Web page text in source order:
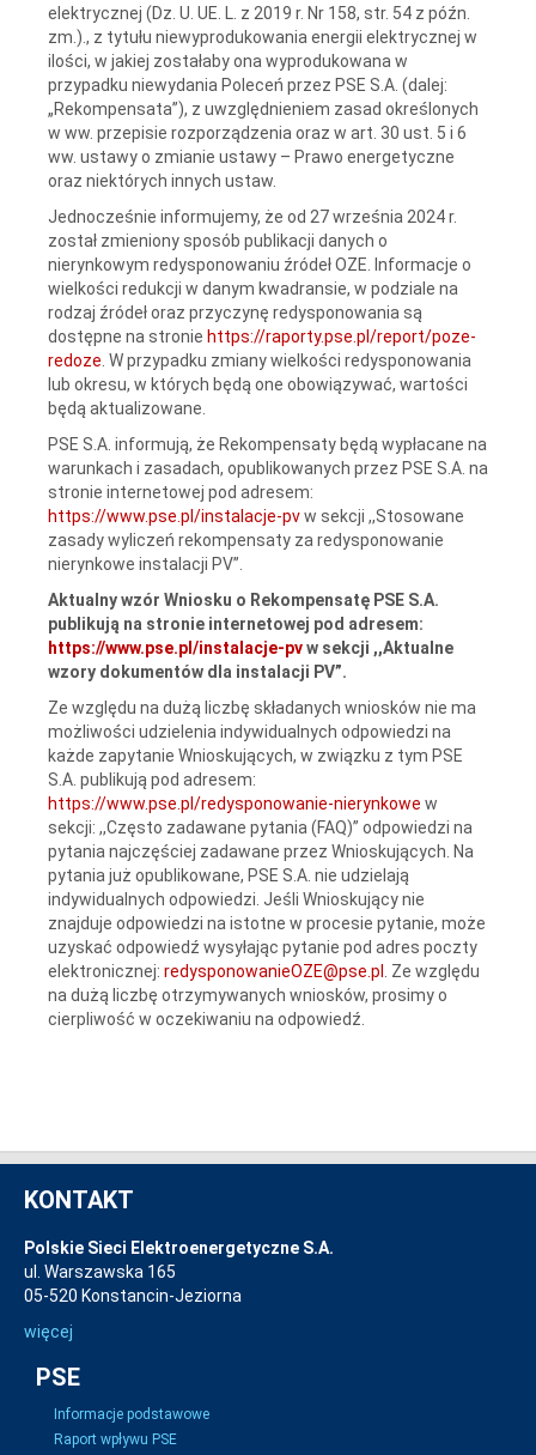
elektrycznej (Dz. U. UE. L. z 2019 r. Nr 158, str. 54 z późn.
zm.)., z tytułu niewyprodukowania energii elektrycznej w
ilości, w jakiej zostałaby ona wyprodukowana w
przypadku niewydania Poleceń przez PSE S.A. (dalej:
„Rekompensata”), z uwzględnieniem zasad określonych
w ww. przepisie rozporządzenia oraz w art. 30 ust. 5 i 6
ww. ustawy o zmianie ustawy – Prawo energetyczne
oraz niektórych innych ustaw.
Jednocześnie informujemy, że od 27 września 2024 r.
został zmieniony sposób publikacji danych o
nierynkowym redysponowaniu źródeł OZE. Informacje o
wielkości redukcji w danym kwadransie, w podziale na
rodzaj źródeł oraz przyczynę redysponowania są
dostępne na stronie https://raporty.pse.pl/report/poze-
redoze . W przypadku zmiany wielkości redysponowania
lub okresu, w których będą one obowiązywać, wartości
będą aktualizowane.
PSE S.A. informują, że Rekompensaty będą wypłacane na
warunkach i zasadach, opublikowanych przez PSE S.A. na
stronie internetowej pod adresem:
https://www.pse.pl/instalacje-pvw sekcji ,,Stosowane
zasady wyliczeń rekompensaty za redysponowanie
nierynkowe instalacji PV”.
Aktualny wzór Wniosku o Rekompensatę PSE S.A.
publikują na stronie internetowej pod adresem:
https://www.pse.pl/instalacje-pvw sekcji ,,Aktualne
wzory dokumentów dla instalacji PV”.
Ze względu na dużą liczbę składanych wniosków nie ma
możliwości udzielenia indywidualnych odpowiedzi na
każde zapytanie Wnioskujących, w związku z tym PSE
S.A. publikują pod adresem:
https://www.pse.pl/redysponowanie-nierynkowe w
sekcji: ,,Często zadawane pytania (FAQ)” odpowiedzi na
pytania najczęściej zadawane przez Wnioskujących. Na
pytania już opublikowane, PSE S.A. nie udzielają
indywidualnych odpowiedzi. Jeśli Wnioskujący nie
znajduje odpowiedzi na istotne w procesie pytanie, może
uzyskać odpowiedź wysyłając pytanie pod adres poczty
elektronicznej: redysponowanieOZE@pse.pl
. Ze względu
na dużą liczbę otrzymywanych wniosków, prosimy o
cierpliwość w oczekiwaniu na odpowiedź.
KONTAKT
Polskie Sieci Elektroenergetyczne S.A.
ul. Warszawska 165
05-520 Konstancin-Jeziorna
więcej
PSE
Informacje podstawowe
Raport wpływu PSE